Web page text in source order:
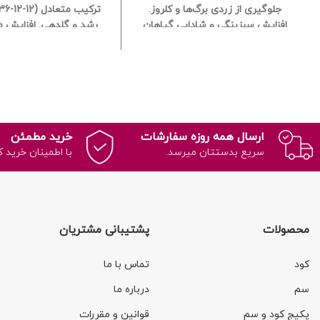
جلوگیری از زردی برگ‌ها و کلروز.
افزایش سبزینگی و شادابی گیاهان
رفع سریع علائم کمبود آهن در
گیاهان.
رشد و گلدهی. افزایش
مصرف از طریق آبیاری
تولیدشده از مواد اولیه
جذب سریع.
ارسال همه روزه سفارشات
سریع بدستتان میرسد.
خرید مطمئن
با اطمینان خرید
محصولات
کود
سم
پکیج کود و سم
پشتیبانی مشتریان
تماس با ما
درباره ما
قوانین و مقررات